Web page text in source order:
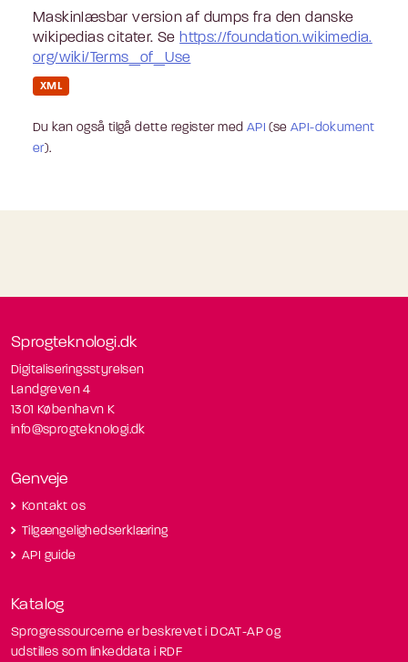
Maskinlæsbar version af dumps fra den danske
wikipedias citater. Se https://foundation.wikimedia.
org/wiki/Terms_of_Use
XML
Du kan også tilgå dette register med API (seAPI-dokument
er).
Sprogteknologi.dk
Digitaliseringsstyrelsen
Landgreven 4
1301 København K
info@sprogteknologi.dk
Genveje
Kontakt os
Tilgængelighedserklæring
API guide
Katalog
Sprogressourcerne er beskrevet i DCAT-AP og
udstilles som linkeddata i RDF